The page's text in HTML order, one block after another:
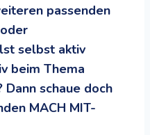
passenden
selbst aktiv
beim Thema
schaue doch
MACH MIT-